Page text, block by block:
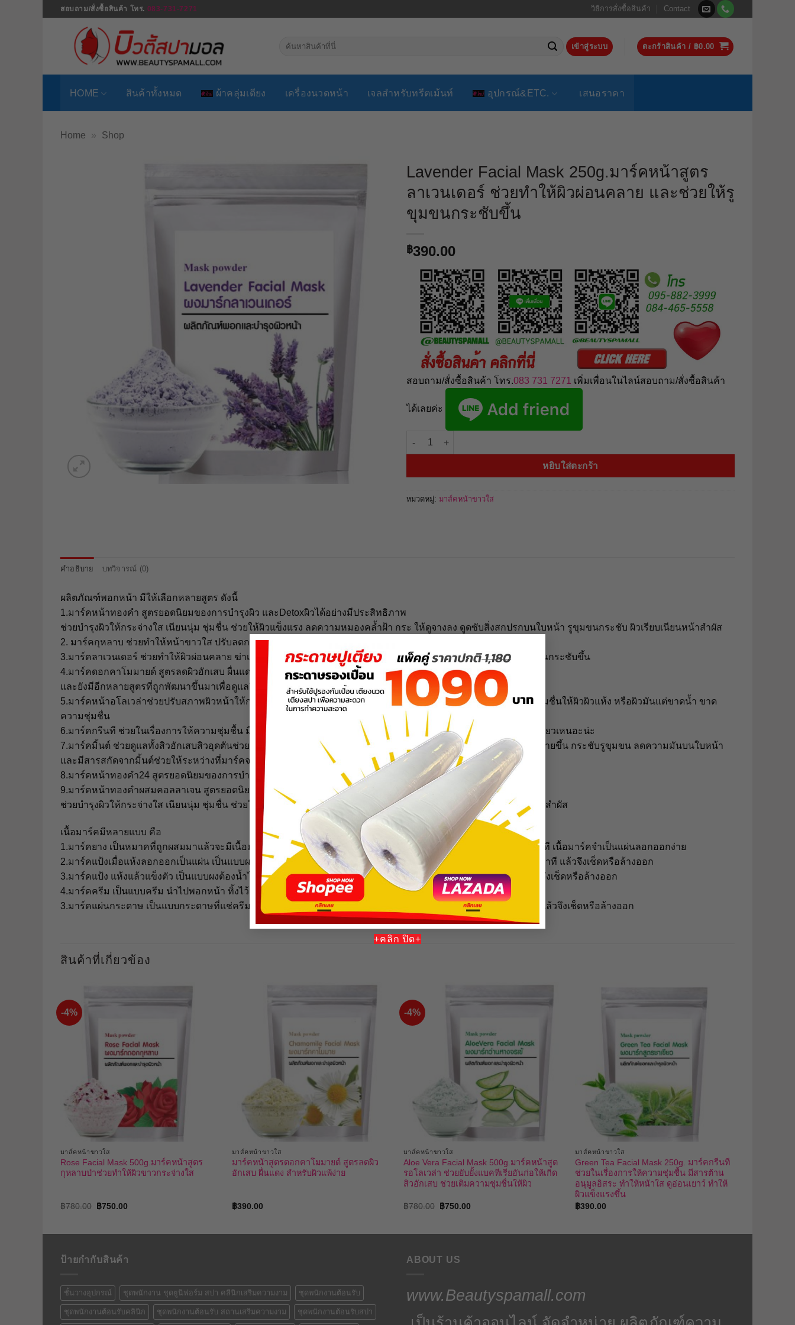
+คลิก ปิด+
สอบถาม/สั่งซื้อสินค้า โทร. 083-731-7271 วิธีการสั่งซื้อสินค้า Contact
ค้นหา:
เข้าสู่ระบบ ตะกร้าสินค้า / ฿0.00
HOME สินค้าทั้งหมด ผ้าคลุ่มเตียง เครื่องนวดหน้า เจลสำหรับทรีตเม้นท์ อุปกรณ์&ETC. เสนอราคา
Home » Shop
Lavender Facial Mask 250g.มาร์คหน้าสูตร
ลาเวนเดอร์ ช่วยทำให้ผิวผ่อนคลาย และช่วยให้รู
ขุมขนกระชับขึ้น
฿390.00
สอบถาม/สั่งซื้อสินค้า โทร.083 731 7271 เพิ่มเพื่อนในไลน์สอบถาม/สั่งซื้อสินค้า
ได้เลยค่ะ
จำนวน Lavender Facial Mask 250g.มาร์คหน้าสูตรลาเวนเดอร์ ช่วยทำให้ผิวผ่อนคลาย และช่วยให้รูขุม
หยิบใส่ตะกร้า
หมวดหมู่: มาส์คหน้าขาวใส
คำอธิบาย บทวิจารณ์ (0)
ผลิตภัณฑ์พอกหน้า มีให้เลือกหลายสูตร ดังนี้
1.มาร์คหน้าทองคำ สูตรยอดนิยมของการบำรุงผิว และDetoxผิวได้อย่างมีประสิทธิภาพ
ช่วยบำรุงผิวให้กระจ่างใส เนียนนุ่ม ชุ่มชื่น ช่วยให้ผิวแข็งแรง ลดความหมองคล้ำฝ้า กระ ให้ดูจางลง ดูดซับสิ่งสกปรกบนใบหน้า รูขุมขนกระชับ ผิวเรียบเนียนหน้าสำผัส
2. มาร์คกุหลาบ ช่วยทำให้หน้าขาวใส ปรับลดการสร้างเม็ดสีผิว อันเป็นสาเหตุก่อให้เกิดผิวไหม้คล้ำ และกระฝ้า
3.มาร์คลาเวนเดอร์ ช่วยทำให้ผิวผ่อนคลาย ฆ่าเชื้อ ลดการอักเสบของผิว ควบคุมความมัน ลดสิวอักเสบ และช่วยให้รูขุมขนกระชับขึ้น
4.มาร์คดอกคาโมมายด์ สูตรลดผิวอักเสบ ผื่นแดง สำหรับผิวแพ้ง่าย เสร็มสร้างภูมิคุ้มกันผิว และเพิ่มความชุ่มชื่นให้กับผิว
และยังมีอีกหลายสูตรที่ถูกพัฒนาขึ้นมาเพื่อดูแลผิวหน้า
5.มาร์คหน้าอโลเวล่าช่วยปรับสภาพผิวหน้าให้กระจ่างใสพร้อมช่วยยับยั้งแบคทีเรียอันก่อให้เกิดสิวอักเสบ ช่วยเติมความชุ่มชื่นให้ผิวผิวแห้ง หรือผิวมันแต่ขาดน้ำ ขาด
ความชุ่มชื่น
6.มาร์คกรีนที ช่วยในเรื่องการให้ความชุ่มชื้น มีสารต้านอนุมูลอิสระ ทำให้หน้าใส ดูอ่อนเยาว์ ทำให้ผิวแข็งแรงขึ้น ไม่เหนียวเหนอะน่ะ
7.มาร์คมิ้นต์ ช่วยดูแลทั้งสิวอักเสบสิวอุดตันช่วยให้แห้งไวและยุบเร็วขึ้น รวมถึงช่วยเรื่องสิวเสี้ยนและสิวหัวดำให้หลุดออกง่ายขึ้น กระชับรูขุมขน ลดความมันบนใบหน้า
และมีสารสกัดจากมิ้นต์ช่วยให้ระหว่างที่มาร์คจะรู้สึกเย็นๆผ่อนคลายสดชื่นดี
8.มาร์คหน้าทองคำ24 สูตรยอดนิยมของการบำรุงผิว และDetoxผิวได้อย่างมีประสิทธิภาพ
9.มาร์คหน้าทองคำผสมคอลลาเจน สูตรยอดนิยมของการบำรุงผิว เติมความชุ่ม
ช่วยบำรุงผิวให้กระจ่างใส เนียนนุ่ม ชุ่มชื่น ช่วยให้ผิวแข็งแรง ดูดซับสิ่งสกปรกบนใบหน้า รูุขุมขนกระชับ ผิวเรียบเนียนหน้าสำผัส
เนื้อมาร์คมีหลายแบบ คือ
1.มาร์คยาง เป็นหมาคที่ถูกผสมมาแล้วจะมีเนื้อมาร์คเหลวเหมือนแป้งเปียก สามารถนำไปพอกหน้าทิ้งไว้ประมาร15-20นาที เนื้อมาร์คจำเป็นแผ่นลอกออกง่าย
2.มาร์คแป้งเมื่อแห้งลอกออกเป็นแผ่น เป็นแบบผงต้องน้ำไปผสมน้ำในอัตรา 1:1 แล้วนำไปพอกหน้า ทิ้งไว้ประมาณ 20-30นาที แล้วจึงเช็ดหรือล้างออก
3.มาร์คแป้ง แห้งแล้วแข็งตัว เป็นแบบผงต้องน้ำไปผสมน้ำในอัตรา 1:1 แล้วนำไปพอกหน้า ทิ้งไว้ประมาณ 20-30นาที แล้วจึงเช็ดหรือล้างออก
4.มาร์คครีม เป็นแบบครีม นำไปพอกหน้า ทิ้งไว้ประมาณ 20-30นาที แล้วจึงเช็ดหรือล้างออก
3.มาร์คแผ่นกระดาษ เป็นแบบกระดาษที่แช่ครีมหรือเจลบำรุงผิวสูตรต่างๆ แล้วนำไปพอกหน้า ทิ้งไว้ประมาณ 20-30นาที แล้วจึงเช็ดหรือล้างออก
สินค้าที่เกี่ยวข้อง
-4%
มาส์คหน้าขาวใส
Rose Facial Mask 500g.มาร์คหน้าสูตร
กุหลาบป่าช่วยทำให้ผิวขาวกระจ่างใส
฿780.00 Original
฿750.00
มาส์คหน้าขาวใส
มาร์คหน้าสูตรดอกคาโมมายด์ สูตรลดผิว
อักเสบ ผื่นแดง สำหรับผิวแพ้ง่าย
฿390.00
-4%
มาส์คหน้าขาวใส
Aloe Vera Facial Mask 500g.มาร์คหน้าสูต
รอโลเวล่า ช่วยยับยั้งแบคทีเรียอันก่อให้เกิด
สิวอักเสบ ช่วยเติมความชุ่มชื่นให้ผิว
฿780.00 Original
฿750.00
มาส์คหน้าขาวใส
Green Tea Facial Mask 250g. มาร์คกรีนที
ช่วยในเรื่องการให้ความชุ่มชื้น มีสารต้าน
อนุมูลอิสระ ทำให้หน้าใส ดูอ่อนเยาว์ ทำให้
ผิวแข็งแรงขึ้น
฿390.00
ป้ายกำกับสินค้า
ชั้นวางอุปกรณ์ ชุดพนักงาน ชุดยูนิฟอร์ม สปา คลีนิกเสริมความงาม ชุดพนักงานต้อนรับ
ชุดพนักงานต้อนรับคลินิก ชุดพนักงานต้อนรับ สถานเสริมความงาม ชุดพนักงานต้อนรับสปา
ABOUT US
www.Beautyspamall.com